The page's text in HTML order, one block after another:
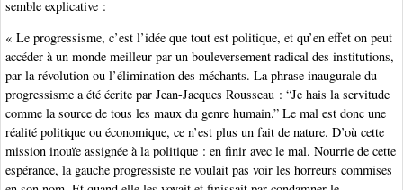
semble explicative :
« Le progressisme, c’est l’idée que tout est politique, et qu’en effet on peut
accéder à un monde meilleur par un bouleversement radical des institutions,
par la révolution ou l’élimination des méchants. La phrase inaugurale du
progressisme a été écrite par Jean-Jacques Rousseau : “Je hais la servitude
comme la source de tous les maux du genre humain.” Le mal est donc une
réalité politique ou économique, ce n’est plus un fait de nature. D’où cette
mission inouïe assignée à la politique : en finir avec le mal. Nourrie de cette
espérance, la gauche progressiste ne voulait pas voir les horreurs commises